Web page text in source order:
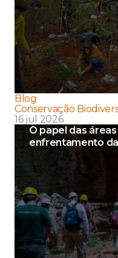
Blog
Conservação
16 jul 2026
O papel das
enfrentamento